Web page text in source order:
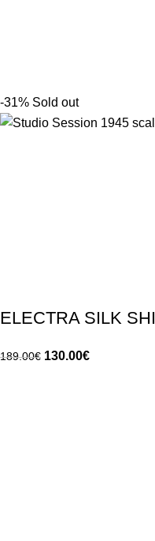
-31% Sold out
ELECTRA SILK
189.00€ 130.00€